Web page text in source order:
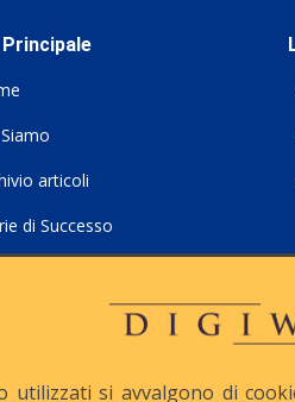
Principale
articoli
di Successo
si avvalgono di